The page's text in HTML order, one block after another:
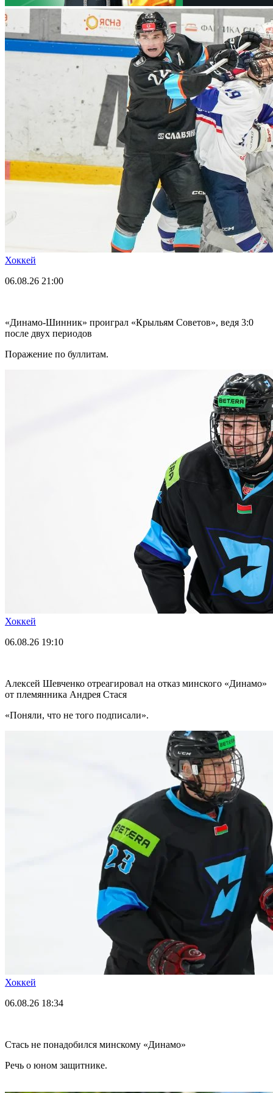
Хоккей
06.08.26 21:00
«Динамо-Шинник» проиграл «Крыльям Советов», ведя 3:0
после двух периодов
Поражение по буллитам.
Хоккей
06.08.26 19:10
Алексей Шевченко отреагировал на отказ минского «Динамо»
от племянника Андрея Стася
«Поняли, что не того подписали».
Хоккей
06.08.26 18:34
Стась не понадобился минскому «Динамо»
Речь о юном защитнике.